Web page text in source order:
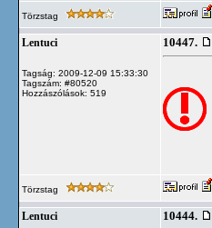
Törzstag
Lentuci
Tagság: 2009-12-09 15:33:30
Tagszám: #80520
Hozzászólások: 519
10447.
Törzstag
Lentuci 10444.